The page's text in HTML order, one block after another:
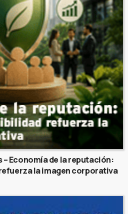
Economía de la reputación:
la imagen corporativa